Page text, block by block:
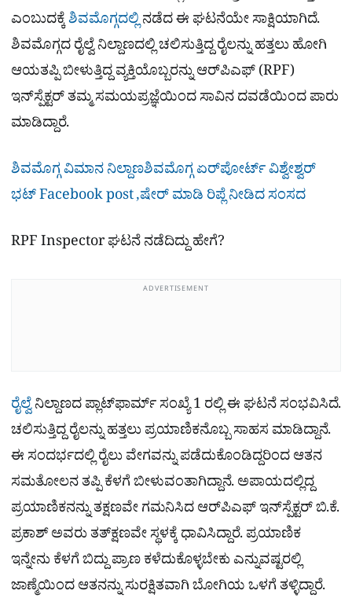
ಎಂಬುದಕ್ಕೆಶಿವಮೊಗ್ಗದಲ್ಲಿನಡೆದ ಈ ಘಟನೆಯೇ ಸಾಕ್ಷಿಯಾಗಿದೆ.
ಶಿವಮೊಗ್ಗದ ರೈಲ್ವೆ ನಿಲ್ದಾಣದಲ್ಲಿ ಚಲಿಸುತ್ತಿದ್ದ ರೈಲನ್ನು ಹತ್ತಲು ಹೋಗಿ
ಆಯತಪ್ಪಿ ಬೀಳುತ್ತಿದ್ದ ವ್ಯಕ್ತಿಯೊಬ್ಬರನ್ನು ಆರ್‌ಪಿಎಫ್ (RPF)
ಇನ್‌ಸ್ಪೆಕ್ಟರ್ ತಮ್ಮ ಸಮಯಪ್ರಜ್ಞೆಯಿಂದ ಸಾವಿನ ದವಡೆಯಿಂದ ಪಾರು
ಮಾಡಿದ್ದಾರೆ.
ಶಿವಮೊಗ್ಗ ವಿಮಾನ ನಿಲ್ದಾಣಶಿವಮೊಗ್ಗ ಏರ್​ಪೋರ್ಟ್​ ವಿಶ್ವೇಶ್ವರ್​
ಭಟ್​ Facebook post ,ಷೇರ್ ಮಾಡಿ ರಿಪ್ಲೆ ನೀಡಿದ ಸಂಸದ
RPF Inspector ಘಟನೆ ನಡೆದಿದ್ದು ಹೇಗೆ?
ADVERTISEMENT
ರೈಲ್ವೆನಿಲ್ದಾಣದ ಪ್ಲಾಟ್‌ಫಾರ್ಮ್ ಸಂಖ್ಯೆ 1 ರಲ್ಲಿ ಈ ಘಟನೆ ಸಂಭವಿಸಿದೆ.
ಚಲಿಸುತ್ತಿದ್ದ ರೈಲನ್ನು ಹತ್ತಲು ಪ್ರಯಾಣಿಕನೊಬ್ಬ ಸಾಹಸ ಮಾಡಿದ್ದಾನೆ.
ಈ ಸಂದರ್ಭದಲ್ಲಿ ರೈಲು ವೇಗವನ್ನು ಪಡೆದುಕೊಂಡಿದ್ದರಿಂದ ಆತನ
ಸಮತೋಲನ ತಪ್ಪಿ ಕೆಳಗೆ ಬೀಳುವಂತಾಗಿದ್ದಾನೆ. ಅಪಾಯದಲ್ಲಿದ್ದ
ಪ್ರಯಾಣಿಕನನ್ನು ತಕ್ಷಣವೇ ಗಮನಿಸಿದ ಆರ್‌ಪಿಎಫ್ ಇನ್‌ಸ್ಪೆಕ್ಟರ್ ಬಿ.ಕೆ.
ಪ್ರಕಾಶ್ ಅವರು ತತ್‌ಕ್ಷಣವೇ ಸ್ಥಳಕ್ಕೆ ಧಾವಿಸಿದ್ದಾರೆ. ಪ್ರಯಾಣಿಕ
ಇನ್ನೇನು ಕೆಳಗೆ ಬಿದ್ದು ಪ್ರಾಣ ಕಳೆದುಕೊಳ್ಳಬೇಕು ಎನ್ನುವಷ್ಟರಲ್ಲಿ
ಜಾಣ್ಮೆಯಿಂದ ಆತನನ್ನು ಸುರಕ್ಷಿತವಾಗಿ ಬೋಗಿಯ ಒಳಗೆ ತಳ್ಳಿದ್ದಾರೆ.